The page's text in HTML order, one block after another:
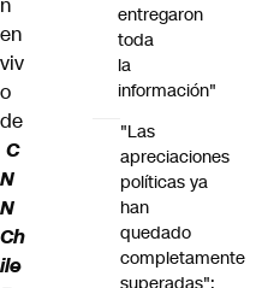
en
viv
o
de
C
N
N
Ch
ile
entregaron
toda
la
información"
"Las
apreciaciones
políticas ya
han
quedado
completamente
superadas":